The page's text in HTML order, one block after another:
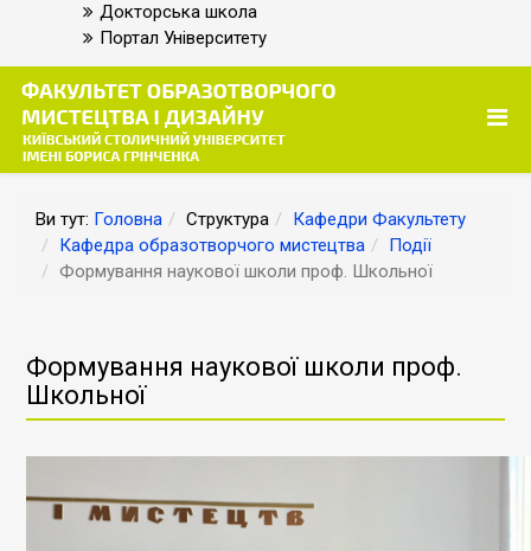
Докторська школа
Портал Університету
Ви тут: Головна Структура
Кафедри Факультету
Кафедра образотворчого мистецтва
Події
Формування наукової школи проф. Школьної
Формування наукової школи проф.
Школьної